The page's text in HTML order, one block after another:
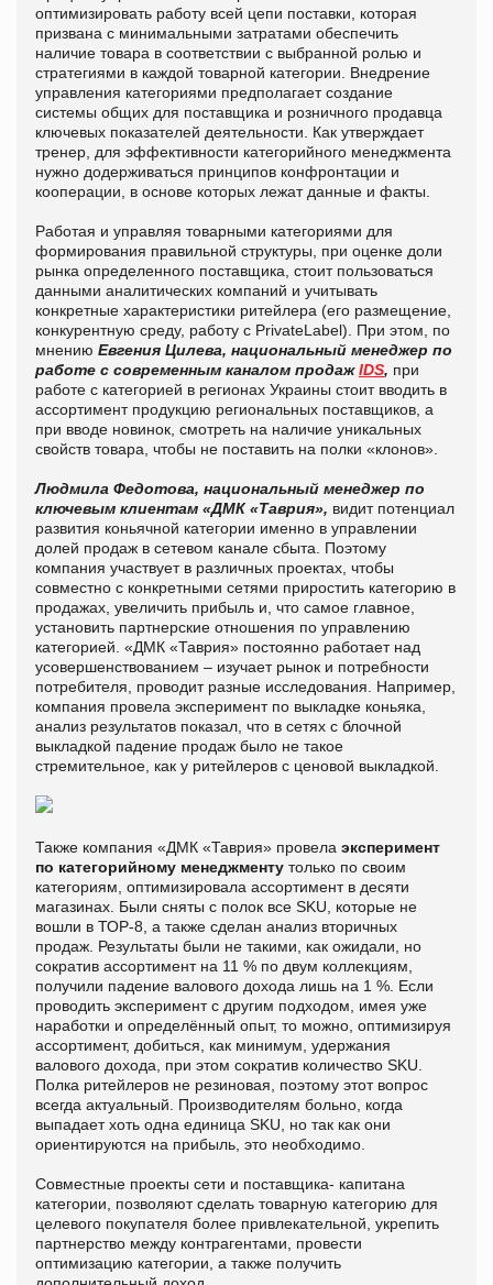
оптимизировать работу всей цепи поставки, которая
призвана с минимальными затратами обеспечить
наличие товара в соответствии с выбранной ролью и
стратегиями в каждой товарной категории. Внедрение
управления категориями предполагает создание
системы общих для поставщика и розничного продавца
ключевых показателей деятельности. Как утверждает
тренер, для эффективности категорийного менеджмента
нужно додерживаться принципов конфронтации и
кооперации, в основе которых лежат данные и факты.
Работая и управляя товарными категориями для
формирования правильной структуры, при оценке доли
рынка определенного поставщика, стоит пользоваться
данными аналитических компаний и учитывать
конкретные характеристики ритейлера (его размещение,
конкурентную среду, работу с PrivateLabel). При этом, по
мнению Евгения Цилева, национальный менеджер по
работе с современным каналом продажIDS, при
работе с категорией в регионах Украины стоит вводить в
ассортимент продукцию региональных поставщиков, а
при вводе новинок, смотреть на наличие уникальных
свойств товара, чтобы не поставить на полки «клонов».
Людмила Федотова, национальный менеджер по
ключевым клиентам «ДМК «Таврия», видит потенциал
развития коньячной категории именно в управлении
долей продаж в сетевом канале сбыта. Поэтому
компания участвует в различных проектах, чтобы
совместно с конкретными сетями приростить категорию в
продажах, увеличить прибыль и, что самое главное,
установить партнерские отношения по управлению
категорией. «ДМК «Таврия» постоянно работает над
усовершенствованием – изучает рынок и потребности
потребителя, проводит разные исследования. Например,
компания провела эксперимент по выкладке коньяка,
анализ результатов показал, что в сетях с блочной
выкладкой падение продаж было не такое
стремительное, как у ритейлеров с ценовой выкладкой.
Также компания «ДМК «Таврия» провела эксперимент
по категорийному менеджменту только по своим
категориям, оптимизировала ассортимент в десяти
магазинах. Были сняты с полок все SKU, которые не
вошли в ТОР-8, а также сделан анализ вторичных
продаж. Результаты были не такими, как ожидали, но
сократив ассортимент на 11 % по двум коллекциям,
получили падение валового дохода лишь на 1 %. Если
проводить эксперимент с другим подходом, имея уже
наработки и определённый опыт, то можно, оптимизируя
ассортимент, добиться, как минимум, удержания
валового дохода, при этом сократив количество SKU.
Полка ритейлеров не резиновая, поэтому этот вопрос
всегда актуальный. Производителям больно, когда
выпадает хоть одна единица SKU, но так как они
ориентируются на прибыль, это необходимо.
Совместные проекты сети и поставщика- капитана
категории, позволяют сделать товарную категорию для
целевого покупателя более привлекательной, укрепить
партнерство между контрагентами, провести
оптимизацию категории, а также получить